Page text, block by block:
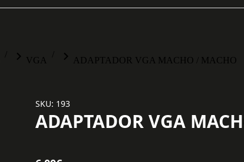
VGA ADAPTADOR VGA MACHO / MACHO
SKU: 193
ADAPTADOR VGA